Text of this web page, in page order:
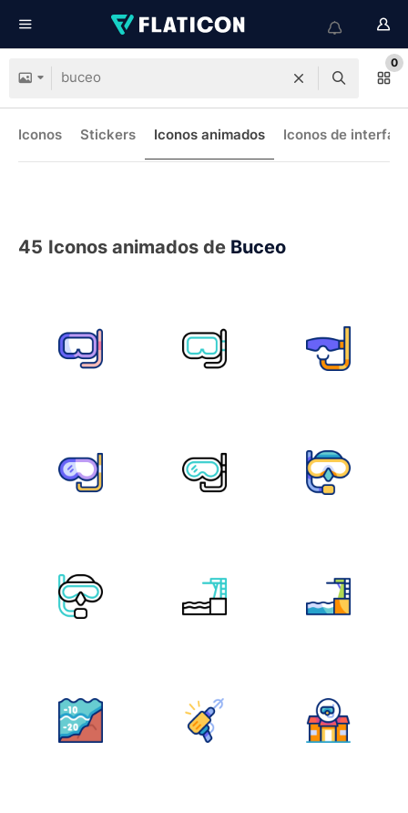
0
Iconos Stickers Iconos animados Iconos de interfaz
45 Iconos animados de Buceo